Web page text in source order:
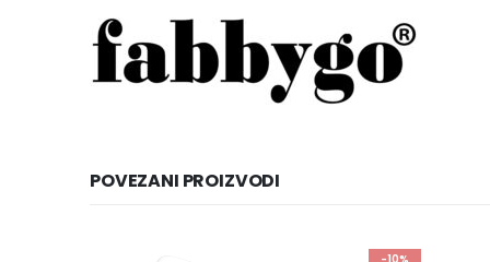
POVEZANI PROIZVODI